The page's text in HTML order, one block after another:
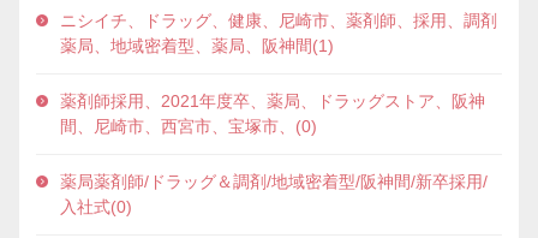
ニシイチ、ドラッグ、健康、尼崎市、薬剤師、採用、調剤
薬局、地域密着型、薬局、阪神間(1)
薬剤師採用、2021年度卒、薬局、ドラッグストア、阪神
間、尼崎市、西宮市、宝塚市、(0)
薬局薬剤師/ドラッグ＆調剤/地域密着型/阪神間/新卒採用/
入社式(0)